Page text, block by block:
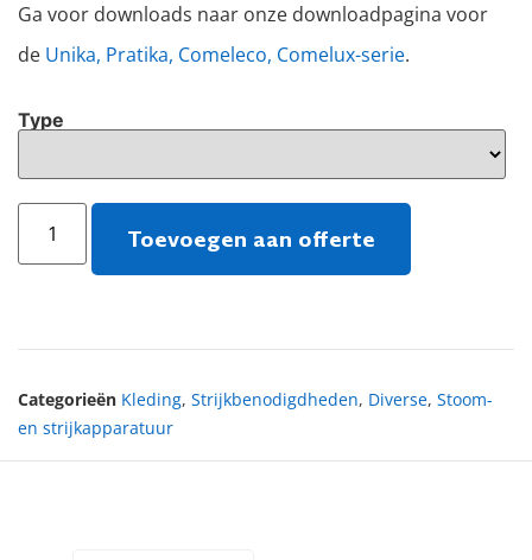
Ga voor downloads naar onze downloadpagina voor
de Unika, Pratika, Comeleco, Comelux-serie.
Type
Toevoegen aan offerte
Categorieën Kleding, Strijkbenodigdheden, Diverse, Stoom-
en strijkapparatuur